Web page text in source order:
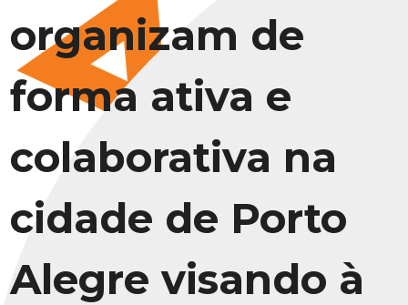
organizam de
forma ativa e
colaborativa na
cidade de Porto
Alegre visando à